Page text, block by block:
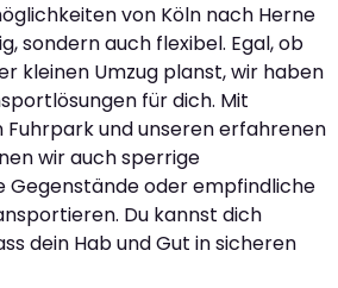
von Köln nach Herne
sondern auch flexibel. Egal, ob
kleinen Umzug planst, wir haben
für dich. Mit
und unseren erfahrenen
wir auch sperrige
Gegenstände oder empfindliche
Du kannst dich
dein Hab und Gut in sicheren